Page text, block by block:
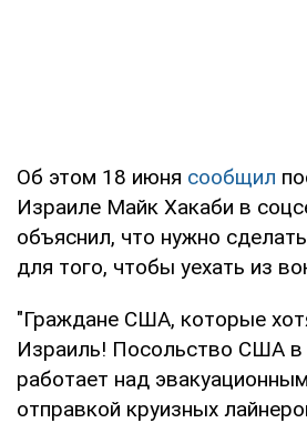
Об этом 18 июня сообщил
Израиле Майк Хакаби в
объяснил, что нужно
для того, чтобы уехать из
"Граждане США, которые
Израиль! Посольство США в
работает над
отправкой круизных